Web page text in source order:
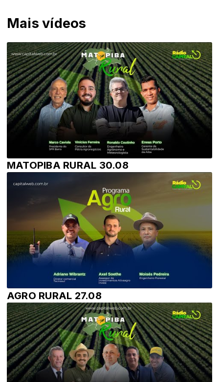
Mais vídeos
MATOPIBA RURAL 30.08
AGRO RURAL 27.08